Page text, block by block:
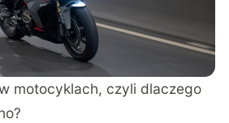
motocyklach, czyli dlaczego